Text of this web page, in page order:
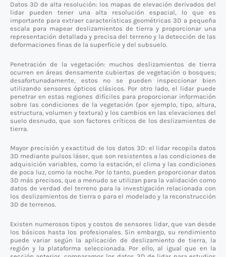
Datos 3D de alta resolución: los mapas de elevación derivados del
lidar pueden tener una alta resolución espacial, lo que es
importante para extraer características geométricas 3D a pequeña
escala para mapear deslizamientos de tierra y proporcionar una
representación detallada y precisa del terreno y la detección de las
deformaciones finas de la superficie y del subsuelo.
Penetración de la vegetación: muchos deslizamientos de tierra
ocurren en áreas densamente cubiertas de vegetación o bosques;
desafortunadamente, estos no se pueden inspeccionar bien
utilizando sensores ópticos clásicos. Por otro lado, el lidar puede
penetrar en estas regiones difíciles para proporcionar información
sobre las condiciones de la vegetación (por ejemplo, tipo, altura,
estructura, volumen y textura) y los cambios en las elevaciones del
suelo desnudo, que son factores críticos de los deslizamientos de
tierra.
Mayor precisión y exactitud de los datos 3D: el lidar recopila datos
3D mediante pulsos láser, que son resistentes a las condiciones de
adquisición variables, como la estación, el clima y las condiciones
de poca luz, como la noche. Por lo tanto, pueden proporcionar datos
3D más precisos, que a menudo se utilizan para la validación como
datos de verdad del terreno para la investigación relacionada con
los deslizamientos de tierra o para el modelado y la reconstrucción
3D de terrenos.
Existen numerosos tipos y costos de sensores lidar, que van desde
los básicos hasta los profesionales. Sin embargo, su rendimiento
puede variar según la aplicación de deslizamiento de tierra, la
región y la plataforma seleccionada. Por ello, al igual que en la